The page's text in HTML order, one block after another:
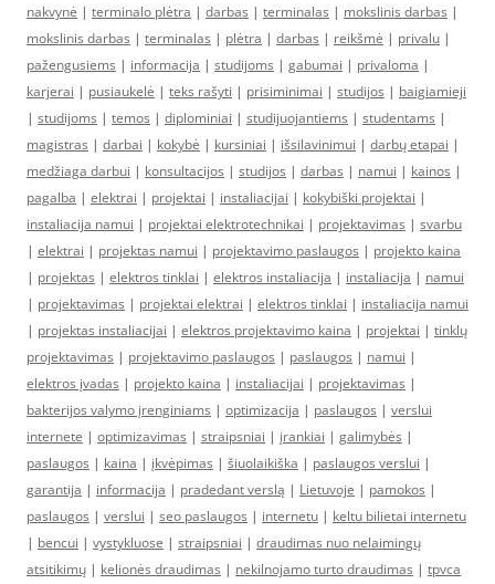
nakvynė | terminalo plėtra | darbas | terminalas | mokslinis darbas |
mokslinis darbas | terminalas | plėtra | darbas | reikšmė | privalu |
pažengusiems | informacija | studijoms | gabumai | privaloma |
karjerai | pusiaukelė | teks rašyti | prisiminimai | studijos | baigiamieji
| studijoms | temos | diplominiai | studijuojantiems | studentams |
magistras | darbai | kokybė | kursiniai | išsilavinimui | darbų etapai |
medžiaga darbui | konsultacijos | studijos | darbas | namui | kainos |
pagalba | elektrai | projektai | instaliacijai | kokybiški projektai |
instaliacija namui | projektai elektrotechnikai | projektavimas | svarbu
| elektrai | projektas namui | projektavimo paslaugos | projekto kaina
| projektas | elektros tinklai | elektros instaliacija | instaliacija | namui
| projektavimas | projektai elektrai | elektros tinklai | instaliacija namui
| projektas instaliacijai | elektros projektavimo kaina | projektai | tinklų
projektavimas | projektavimo paslaugos | paslaugos | namui |
elektros įvadas | projekto kaina | instaliacijai | projektavimas |
bakterijos valymo įrenginiams | optimizacija | paslaugos | verslui
internete | optimizavimas | straipsniai | įrankiai | galimybės |
paslaugos | kaina | įkvėpimas | šiuolaikiška | paslaugos verslui |
garantija | informacija | pradedant verslą | Lietuvoje | pamokos |
paslaugos | verslui | seo paslaugos | internetu | keltu bilietai internetu
| bencui | vystykluose | straipsniai | draudimas nuo nelaimingų
atsitikimų | kelionės draudimas | nekilnojamo turto draudimas | tpvca